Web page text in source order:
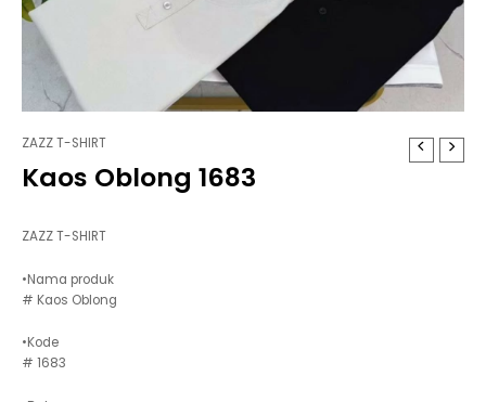
ZAZZ T-SHIRT
Kaos Oblong 1683
ZAZZ T-SHIRT
•Nama produk
# Kaos Oblong
•Kode
# 1683